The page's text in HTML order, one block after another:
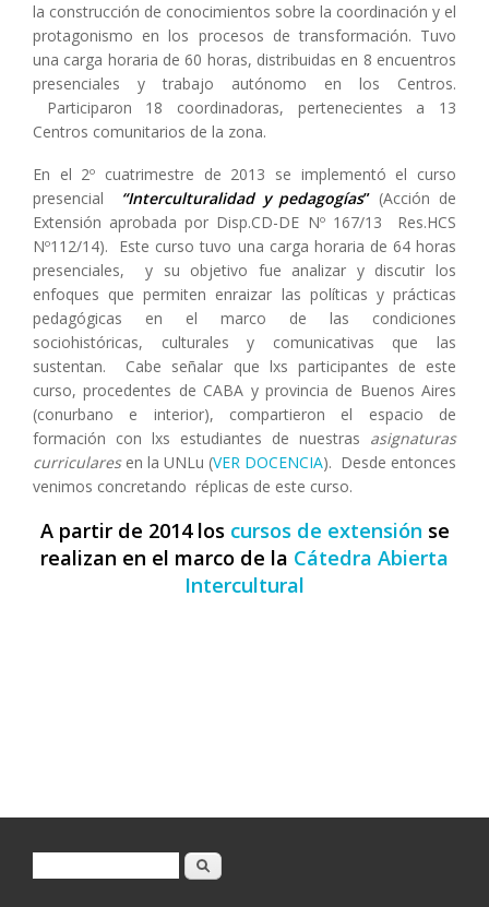
la construcción de conocimientos sobre la coordinación y el
protagonismo en los procesos de transformación. Tuvo
una carga horaria de 60 horas, distribuidas en 8 encuentros
presenciales y trabajo autónomo en los Centros.
Participaron 18 coordinadoras, pertenecientes a 13
Centros comunitarios de la zona.
En el 2º cuatrimestre de 2013 se implementó el curso
presencial
“Interculturalidad y pedagogías” (Acción de
Extensión aprobada por Disp.CD-DE Nº 167/13 Res.HCS
Nº112/14). Este curso tuvo una carga horaria de 64 horas
presenciales, y su objetivo fue analizar y discutir los
enfoques que permiten enraizar las políticas y prácticas
pedagógicas en el marco de las condiciones
sociohistóricas, culturales y comunicativas que las
sustentan. Cabe señalar que lxs participantes de este
curso, procedentes de CABA y provincia de Buenos Aires
(conurbano e interior), compartieron el espacio de
formación con lxs estudiantes de nuestras asignaturas
curricularesen la UNLu (VER DOCENCIA). Desde entonces
venimos concretando réplicas de este curso.
A partir de 2014 los cursos de extensión se
realizan en el marco de la Cátedra Abierta
Intercultural
Formulario de búsqueda
Buscar